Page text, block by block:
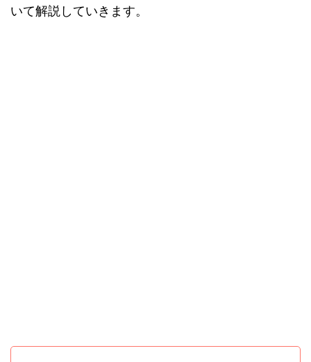
いて解説していきます。